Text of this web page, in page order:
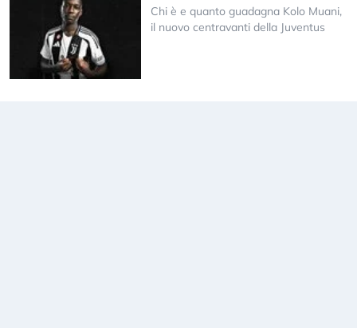
Chi è e quanto guadagna Kolo Muani,
il nuovo centravanti della Juventus